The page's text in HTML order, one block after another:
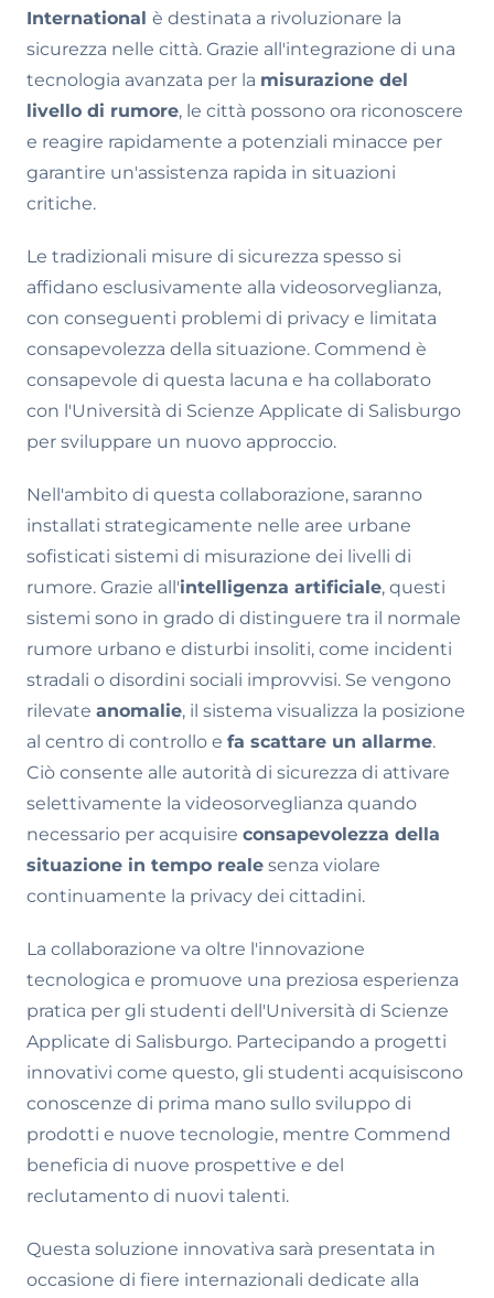
International è destinata a rivoluzionare la
sicurezza nelle città. Grazie all'integrazione di una
tecnologia avanzata per la misurazione del
livello di rumore, le città possono ora riconoscere
e reagire rapidamente a potenziali minacce per
garantire un'assistenza rapida in situazioni
critiche.
Le tradizionali misure di sicurezza spesso si
affidano esclusivamente alla videosorveglianza,
con conseguenti problemi di privacy e limitata
consapevolezza della situazione. Commend è
consapevole di questa lacuna e ha collaborato
con l'Università di Scienze Applicate di Salisburgo
per sviluppare un nuovo approccio.
Nell'ambito di questa collaborazione, saranno
installati strategicamente nelle aree urbane
sofisticati sistemi di misurazione dei livelli di
rumore. Grazie all'intelligenza artificiale, questi
sistemi sono in grado di distinguere tra il normale
rumore urbano e disturbi insoliti, come incidenti
stradali o disordini sociali improvvisi. Se vengono
rilevate anomalie, il sistema visualizza la posizione
al centro di controllo e fa scattare un allarme.
Ciò consente alle autorità di sicurezza di attivare
selettivamente la videosorveglianza quando
necessario per acquisire consapevolezza della
situazione in tempo reale senza violare
continuamente la privacy dei cittadini.
La collaborazione va oltre l'innovazione
tecnologica e promuove una preziosa esperienza
pratica per gli studenti dell'Università di Scienze
Applicate di Salisburgo. Partecipando a progetti
innovativi come questo, gli studenti acquisiscono
conoscenze di prima mano sullo sviluppo di
prodotti e nuove tecnologie, mentre Commend
beneficia di nuove prospettive e del
reclutamento di nuovi talenti.
Questa soluzione innovativa sarà presentata in
occasione di fiere internazionali dedicate alla